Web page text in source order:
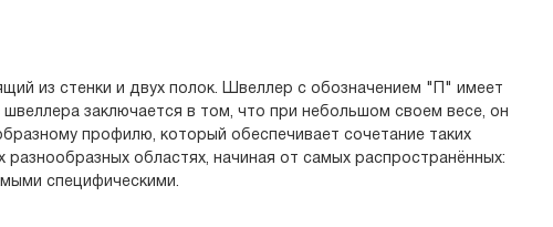
из стенки и двух полок. Швеллер с обозначением "П" имеет
заключается в том, что при небольшом своем весе, он
профилю, который обеспечивает сочетание таких
областях, начиная от самых распространённых:
специфическими.